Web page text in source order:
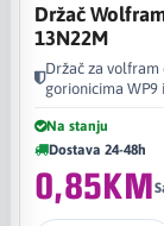
Držač
13N22M
Držač za
gorionicima WP9
Na stanju
Dostava 24-48h
0,85KM